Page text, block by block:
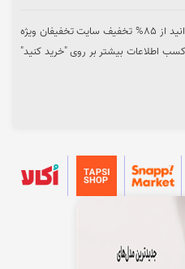
شما از طریق سایت تخفیف هات می توانید از 85% تخفیف سایت تخفیفان ویژه
اطلاعات بیشتر بر روی "خرید کنید"